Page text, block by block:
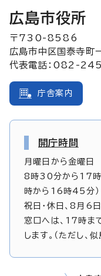
広島市役所
〒730-8586
広島市中区国泰寺
代表電話：082-
庁舎案内
開庁時間
月曜日から金曜日
8時30分から17時
時から16時45分）
祝日・休日、8月6
窓口へは、17時ま
します。（ただし